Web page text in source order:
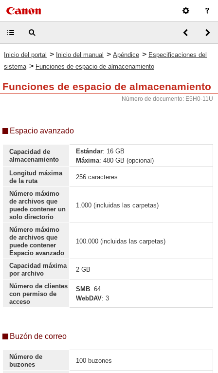
Inicio del portal > Inicio del manual > Apéndice > Especificaciones del
sistema > Funciones de espacio de almacenamiento
Funciones de espacio de almacenamiento
Número de documento: E5H0-11U
Espacio avanzado
Capacidad de
almacenamiento
Estándar: 16 GB
Máxima: 480 GB (opcional)
Longitud máxima
de la ruta
256 caracteres
Número máximo
de archivos que
puede contener un
solo directorio
1.000 (incluidas las carpetas)
Número máximo
de archivos que
puede contener
Espacio avanzado
100.000 (incluidas las carpetas)
Capacidad máxima
por archivo
2 GB
Número de clientes
con permiso de
acceso
SMB: 64
WebDAV: 3
Buzón de correo
Número de
buzones
100 buzones